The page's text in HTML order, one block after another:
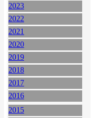
2023
2022
2021
2020
2019
2018
2017
2016
2015